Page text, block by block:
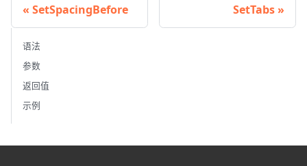
SetSpacingBefore SetTabs
语法
参数
返回值
示例